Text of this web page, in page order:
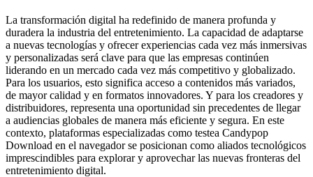
La transformación digital ha redefinido de manera profunda y
duradera la industria del entretenimiento. La capacidad de adaptarse
a nuevas tecnologías y ofrecer experiencias cada vez más inmersivas
y personalizadas será clave para que las empresas continúen
liderando en un mercado cada vez más competitivo y globalizado.
Para los usuarios, esto significa acceso a contenidos más variados,
de mayor calidad y en formatos innovadores. Y para los creadores y
distribuidores, representa una oportunidad sin precedentes de llegar
a audiencias globales de manera más eficiente y segura. En este
contexto, plataformas especializadas como testea Candypop
Download en el navegador se posicionan como aliados tecnológicos
imprescindibles para explorar y aprovechar las nuevas fronteras del
entretenimiento digital.